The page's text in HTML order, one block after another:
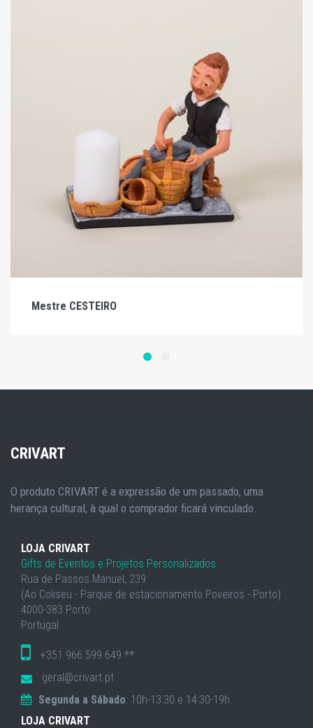
Mestre CESTEIRO
CRIVART
O produto CRIVART é a expressão de um passado, uma
herança cultural, à qual o comprador ficará vinculado.
LOJA CRIVART
Gifts de Eventos e Projetos Personalizados
Rua de Passos Manuel, 239
(Ao Coliseu - Parque de estacionamento Poveiros - Porto)
4000-383 Porto
Portugal
+351 966 599 649 **
geral@crivart.pt
Segunda a Sábado: 10h-13:30 e 14:30-19h
LOJA CRIVART